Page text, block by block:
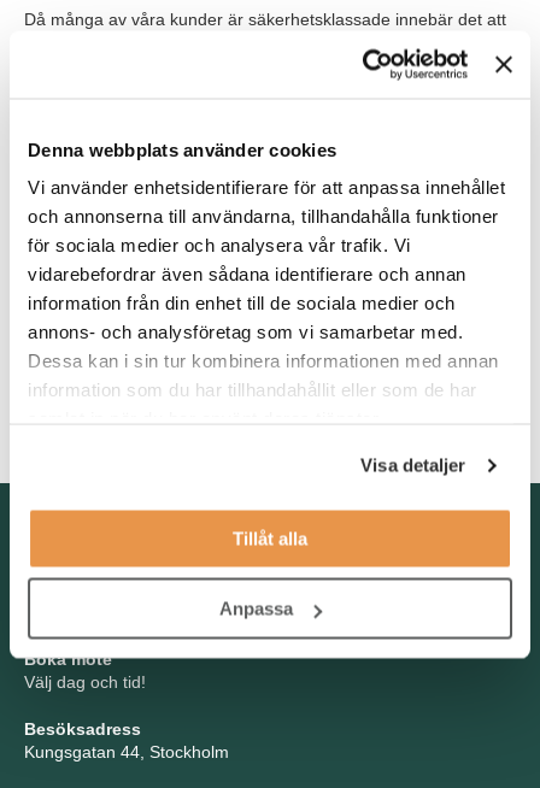
Denna webbplats använder cookies
Vi använder enhetsidentifierare för att anpassa innehållet
och annonserna till användarna, tillhandahålla funktioner
för sociala medier och analysera vår trafik. Vi
vidarebefordrar även sådana identifierare och annan
information från din enhet till de sociala medier och
annons- och analysföretag som vi samarbetar med.
Dessa kan i sin tur kombinera informationen med annan
information som du har tillhandahållit eller som de har
Visa detaljer
Tillåt alla
Anpassa
Då många av våra kunder är säkerhetsklassade innebär det att
du som medarbetare förväntas kunna uppvisa utdrag ur
Våra förväntningar
Vidare har du ett tekniskt intresse och förståelse för elektriska
kopplingar och kopplingsscheman. Det är meriterande om du
har vana från att felsöka med multimeter samt nätverkskunskap.
Då du kommer att ha både svenska och internationella
kontakter behöver du behärska både svenska och engelska i tal
och skrift. Eftersom rollen innebär resande med tjänstebil krävs
det också att du har körkort.
För att trivas i rollen är du en prestigelös, engagerad,
TNG Group AB
Boka möte
Välj dag och tid!
Besöksadress
Kungsgatan 44, Stockholm